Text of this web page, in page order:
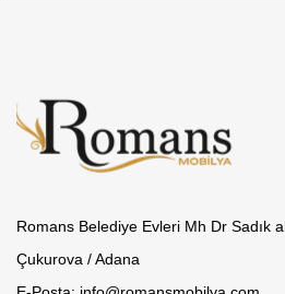
Romans Belediye Evleri Mh Dr Sadık
Çukurova / Adana